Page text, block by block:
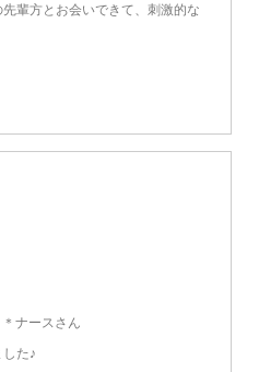
輩方とお会いできて、刺激的な
ナースさん
た♪